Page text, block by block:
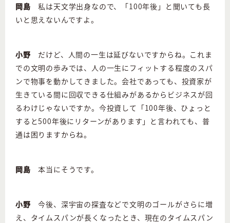
岡島私は天文学出身なので、「100年後」と聞いても長
いと思えないんですよ。
小野 だけど、人間の一生は延びないですからね。これま
での文明の歩みでは、人の一生にフィットする程度のスパ
ンで物事を動かしてきました。会社であっても、投資家が
生きている間に回収できる仕組みがあるからビジネスが回
るわけじゃないですか。今投資して「100年後、ひょっと
すると500年後にリターンがあります」と言われても、普
通は困りますからね。
岡島 本当にそうです。
小野 今後、深宇宙の探査などで文明のゴールがさらに増
え、タイムスパンが長くなったとき、現在のタイムスパン